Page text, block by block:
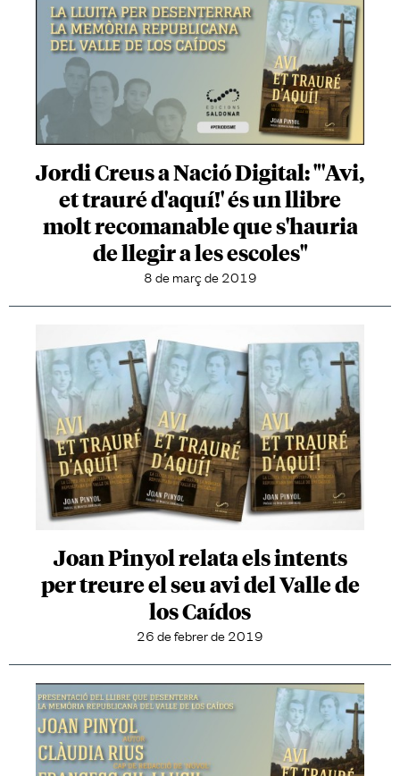
Jordi Creus a Nació Digital: "'Avi,
et trauré d'aquí!' és un llibre
molt recomanable que s'hauria
de llegir a les escoles"
8 de març de 2019
Joan Pinyol relata els intents
per treure el seu avi del Valle de
los Caídos
26 de febrer de 2019